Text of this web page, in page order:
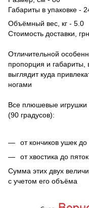
Габариты в упаковке -
Объёмный вес, кг - 5.0
Стоимость доставки,
Отличительной
пропорция и
выглядит куда
ногами
Все плюшевые игрушки
(90 градусов):
от кончиков ушек до
от хвостика до
Сумма этих двух
с учетом его объёма